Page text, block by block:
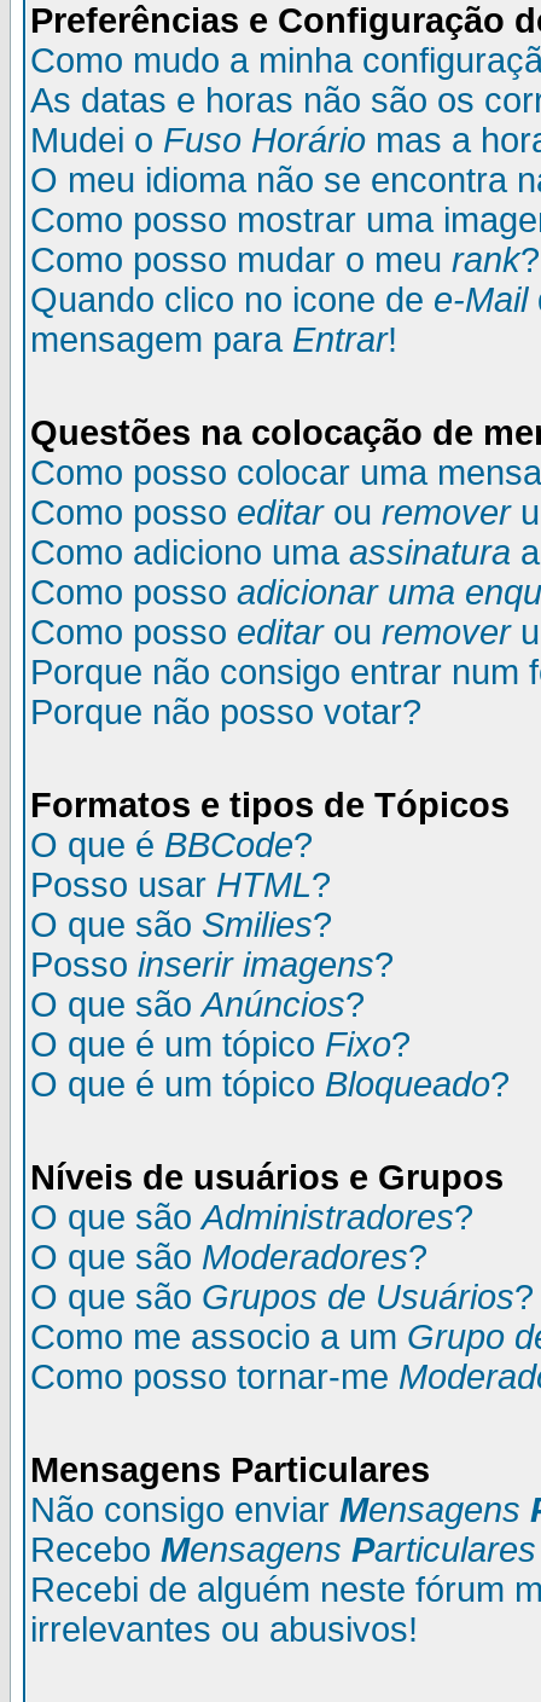
Preferências e Configuração
Como mudo a minha
As datas e horas não são os
Mudei o Fuso Horário mas a
O meu idioma não se encontra
Como posso mostrar uma
Como posso mudar o meu rank?
Quando clico no icone de e-Mail
mensagem para Entrar!
Questões na colocação de
Como posso colocar uma
Como posso editarou remover
Como adiciono uma assinatura
Como posso adicionar uma
Como posso editarou remover
Porque não consigo entrar num
Porque não posso votar?
Formatos e tipos de Tópicos
O que é BBCode?
Posso usar HTML?
O que são Smilies?
Posso inserir imagens?
O que sãoAnúncios?
O que é um tópico Fixo?
O que é um tópico Bloqueado?
Níveis de usuários e Grupos
O que sãoAdministradores?
O que são Moderadores?
O que são Grupos de Usuários?
Como me associo a um Grupo
Como posso tornar-me
Mensagens Particulares
Não consigo enviar Mensagens
Recebo Mensagens Particulares
Recebi de alguém neste fórum
irrelevantes ou abusivos!